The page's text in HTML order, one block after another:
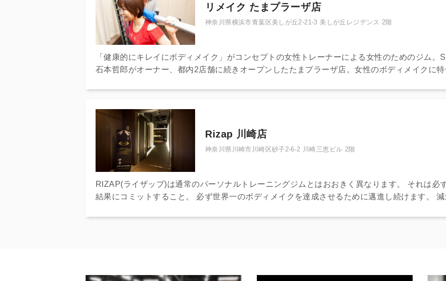
リメイク たまプラーザ店
神奈川県横浜市青葉区美しが丘2-21-3 美しが丘レジデンス 2階
「健康的にキレイにボディメイク」がコンセプトの女性トレーナーによる女性のためのジム
石本哲郎がオーナー、都内2店舗に続きオープンしたたまプラーザ店。女性のボディメイクに
Rizap 川崎店
神奈川県川崎市川崎区砂子2-6-2 川崎三恵ビル 2階
RIZAP(ライザップ)は通常のパーソナルトレーニングジムとはおおきく異なります。 それは必
結果にコミットすること。 必ず世界一のボディメイクを達成させるために邁進し続けます。